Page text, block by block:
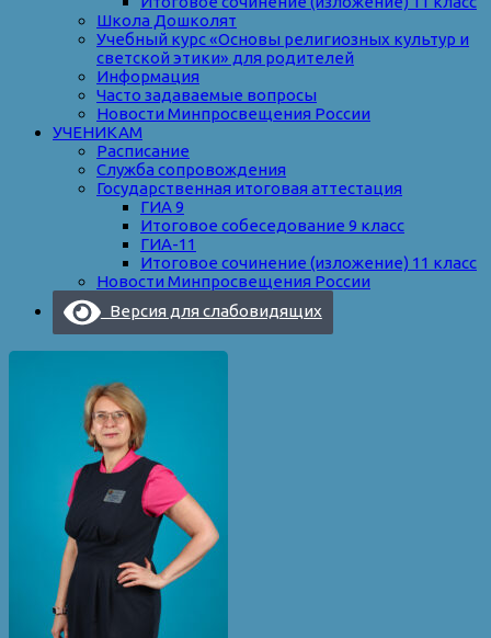
Школа Дошколят
Учебный курс «Основы религиозных культур и
светской этики» для родителей
Информация
Часто задаваемые вопросы
Новости Минпросвещения России
УЧЕНИКАМ
Расписание
Служба сопровождения
Государственная итоговая аттестация
ГИА 9
Итоговое собеседование 9 класс
ГИА-11
Итоговое сочинение (изложение) 11 класс
Новости Минпросвещения России
Версия для слабовидящих